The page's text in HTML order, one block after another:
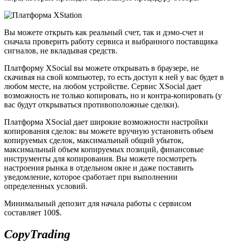
Вы можете открыть как реальный счет, так и дэмо-счет и
сначала проверить работу сервиса и выбранного поставщика
сигналов, не вкладывая средств.
Платформу XSocial вы можете открывать в браузере, не
скачивая на свой компьютер, то есть доступ к ней у вас будет в
любом месте, на любом устройстве. Сервис XSocial дает
возможность не только копировать, но и контра-копировать (у
вас будут открываться противоположные сделки).
Платформа XSocial дает широкие возможности настройки
копирования сделок: вы можете вручную установить объем
копируемых сделок, максимальный общий убыток,
максимальный объем копируемых позиций, финансовые
инструменты для копирования. Вы можете посмотреть
настроения рынка в отдельном окне и даже поставить
уведомление, которое сработает при выполнении
определенных условий.
Минимальный депозит для начала работы с сервисом
составляет 100$.
CopyTrading